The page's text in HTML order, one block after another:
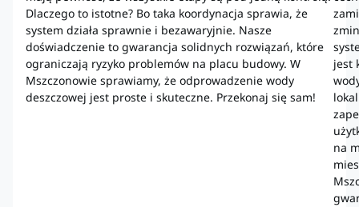
Dlaczego to istotne? Bo taka koordynacja sprawia, że
system działa sprawnie i bezawaryjnie. Nasze
doświadczenie to gwarancja solidnych rozwiązań, które
ograniczają ryzyko problemów na placu budowy. W
Mszczonowie sprawiamy, że odprowadzenie wody
deszczowej jest proste i skuteczne. Przekonaj się sam!
jest
na